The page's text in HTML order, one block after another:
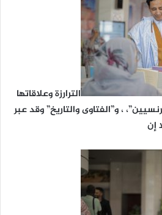
الترارزة وعلاقاتها
، و”الفتاوى والتاريخ” وقد عبر
إن